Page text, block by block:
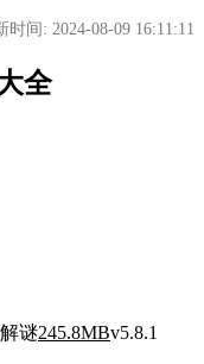
时间: 2024-08-09 16:11:11
全
谜245.8MBv5.8.1